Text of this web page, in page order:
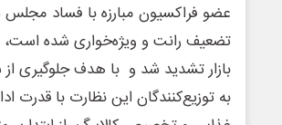
عضو فراکسیون مبارزه با فساد
تضعیف رانت و ویژه‌خواری شده است،
بازار تشدید شد و با هدف جلوگیری
به توزیع‌کنندگان این نظارت با